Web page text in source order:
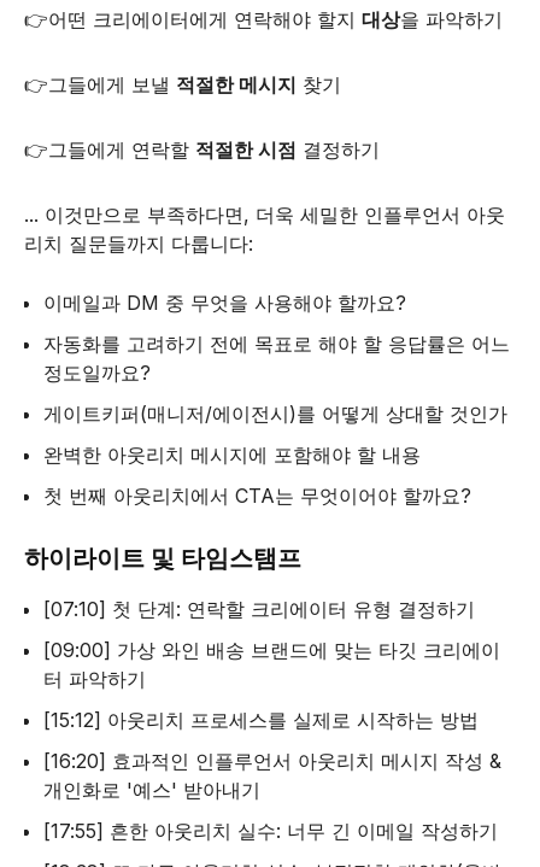
👉어떤 크리에이터에게 연락해야 할지 대상을 파악하기
👉그들에게 보낼 적절한 메시지 찾기
👉그들에게 연락할 적절한 시점 결정하기
... 이것만으로 부족하다면, 더욱 세밀한 인플루언서 아웃
리치 질문들까지 다룹니다:
이메일과 DM 중 무엇을 사용해야 할까요?
자동화를 고려하기 전에 목표로 해야 할 응답률은 어느
정도일까요?
게이트키퍼(매니저/에이전시)를 어떻게 상대할 것인가
완벽한 아웃리치 메시지에 포함해야 할 내용
첫 번째 아웃리치에서 CTA는 무엇이어야 할까요?
하이라이트 및 타임스탬프
[07:10] 첫 단계: 연락할 크리에이터 유형 결정하기
[09:00] 가상 와인 배송 브랜드에 맞는 타깃 크리에이
터 파악하기
[15:12] 아웃리치 프로세스를 실제로 시작하는 방법
[16:20] 효과적인 인플루언서 아웃리치 메시지 작성 &
개인화로 '예스' 받아내기
[17:55] 흔한 아웃리치 실수: 너무 긴 이메일 작성하기